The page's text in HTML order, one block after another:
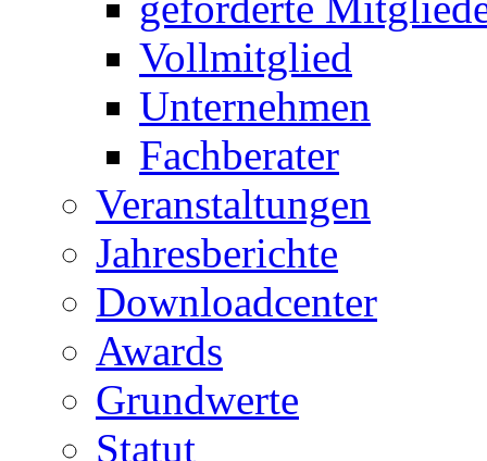
Vollmitglied
Unternehmen
Fachberater
Veranstaltungen
Jahresberichte
Downloadcenter
Awards
Grundwerte
Statut